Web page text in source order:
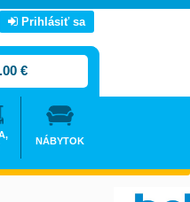
Prihlásiť sa
€
NÁBYTOK